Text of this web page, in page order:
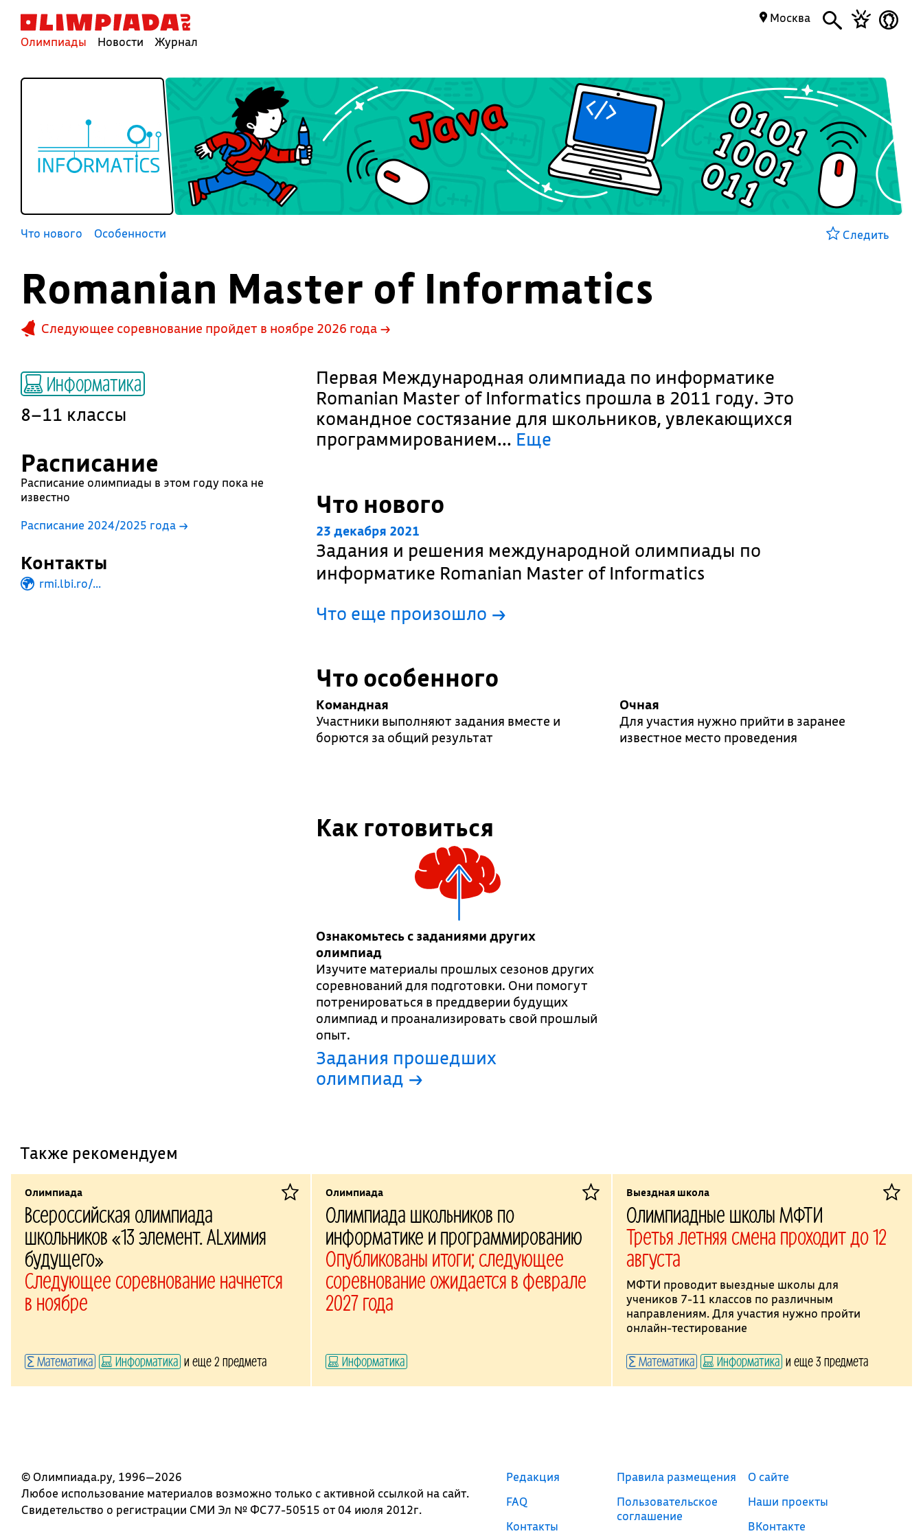
Олимпиады Новости Журнал
Москва
Что нового Особенности Следить
Romanian Master of Informatics
Следующее соревнование пройдет в ноябре 2026 года →
Информатика
8–11 классы
Расписание
Расписание олимпиады в этом году пока не
известно
Расписание 2024/2025 года →
Контакты
rmi.lbi.ro/...
Первая Международная олимпиада по информатике
Romanian Master of Informatics прошла в 2011 году. Это
командное состязание для школьников, увлекающихся
программированием... Еще
Что нового
23 декабря 2021
Задания и решения международной олимпиады по
информатике Romanian Master of Informatics
Что еще произошло →
Что особенного
Командная
Участники выполняют задания вместе и
борются за общий результат
Очная
Для участия нужно прийти в заранее
известное место проведения
Как готовиться
Ознакомьтесь с заданиями других
олимпиад
Изучите материалы прошлых сезонов других
соревнований для подготовки. Они помогут
потренироваться в преддверии будущих
олимпиад и проанализировать свой прошлый
опыт.
Задания прошедших
олимпиад →
Также рекомендуем
Олимпиада
Всероссийская олимпиада
школьников «13 элемент. ALхимия
будущего»
Следующее соревнование начнется
в ноябре
Математика Информатика и еще 2 предмета
Олимпиада
Олимпиада школьников по
информатике и программированию
Опубликованы итоги; следующее
соревнование ожидается в феврале
2027 года
Информатика
Выездная школа
Олимпиадные школы МФТИ
Третья летняя смена проходит до 12
августа
МФТИ проводит выездные школы для
учеников 7-11 классов по различным
направлениям. Для участия нужно пройти
онлайн-тестирование
Математика Информатика и еще 3 предмета
© Олимпиада.ру, 1996—2026
Любое использование материалов возможно только с активной ссылкой на сайт.
Свидетельство о регистрации СМИ Эл № ФС77-50515 от 04 июля 2012г.
Редакция
FAQ
Контакты
Правила размещения
Пользовательское
соглашение
О сайте
Наши проекты
ВКонтакте